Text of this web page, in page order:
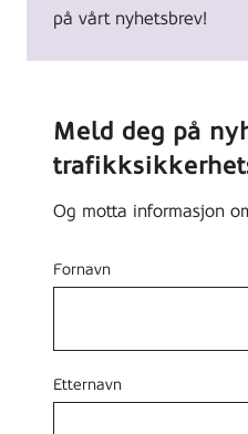
på vårt nyhetsbrev!
Meld deg på
Og motta informasjon
Fornavn
Etternavn